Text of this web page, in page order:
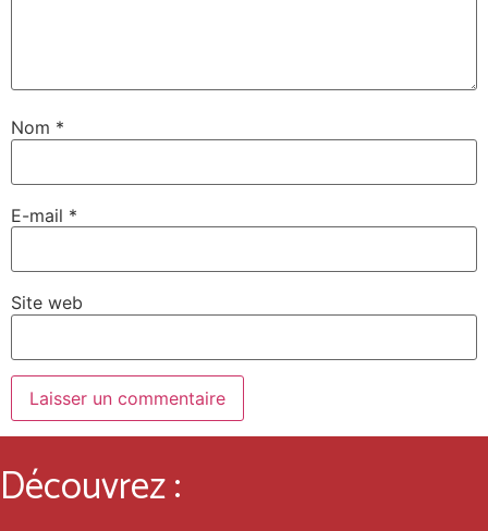
Nom *
E-mail *
Site web
Découvrez :